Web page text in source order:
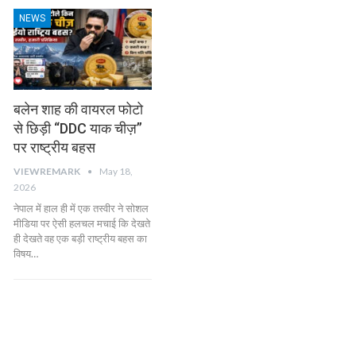
NEWS
बलेन शाह की वायरल फोटो
से छिड़ी “DDC याक चीज़”
पर राष्ट्रीय बहस
VIEWREMARK
May 18,
2026
नेपाल में हाल ही में एक तस्वीर ने सोशल
मीडिया पर ऐसी हलचल मचाई कि देखते
ही देखते वह एक बड़ी राष्ट्रीय बहस का
विषय…